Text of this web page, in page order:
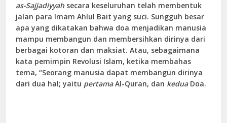
as-Sajjadiyyah secara keseluruhan telah membentuk
jalan para Imam Ahlul Bait yang suci. Sungguh besar
apa yang dikatakan bahwa doa menjadikan manusia
mampu membangun dan membersihkan dirinya dari
berbagai kotoran dan maksiat. Atau, sebagaimana
kata pemimpin Revolusi Islam, ketika membahas
tema, “Seorang manusia dapat membangun dirinya
dari dua hal; yaitu pertamaAl-Quran, dan keduaDoa.